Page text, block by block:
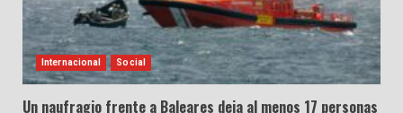
Internacional Social
Un naufragio frente a Baleares deja al menos 17 personas